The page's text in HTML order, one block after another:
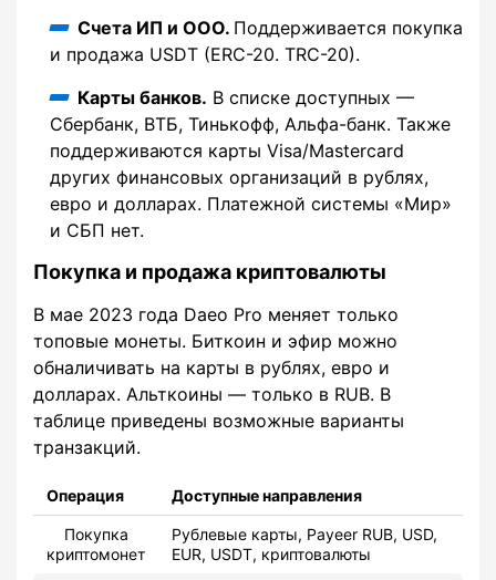
Счета ИП и ООО. Поддерживается покупка
и продажа USDT (ERC-20. TRC-20).
Карты банков. В списке доступных —
Сбербанк, ВТБ, Тинькофф, Альфа-банк. Также
поддерживаются карты Visa/Mastercard
других финансовых организаций в рублях,
евро и долларах. Платежной системы «Мир»
и СБП нет.
Покупка и продажа криптовалюты
В мае 2023 года Daeo Pro меняет только
топовые монеты. Биткоин и эфир можно
обналичивать на карты в рублях, евро и
долларах. Альткоины — только в RUB. В
таблице приведены возможные варианты
транзакций.
Операция Доступные направления
Покупка
криптомонет
Рублевые карты, Payeer RUB, USD,
EUR, USDT, криптовалюты